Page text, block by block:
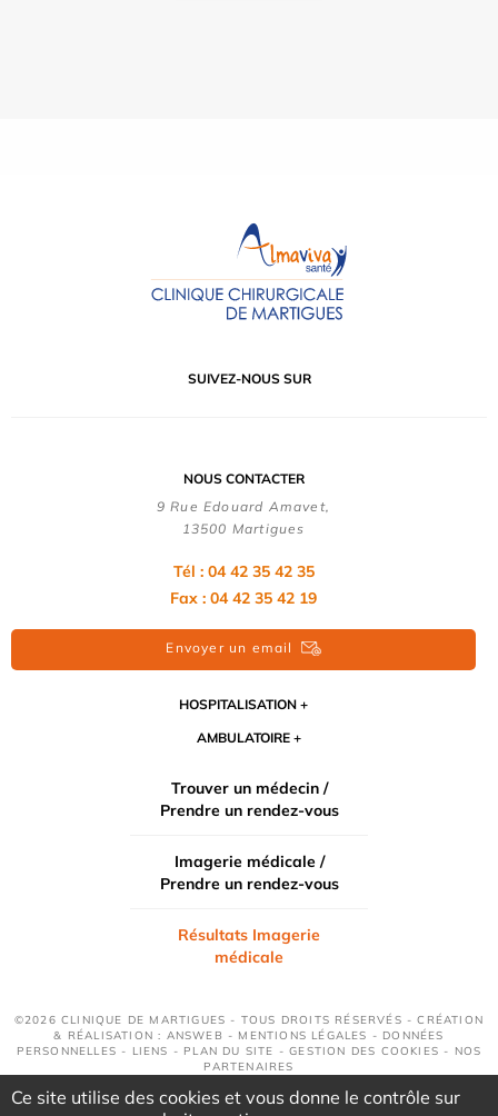
SUIVEZ-NOUS SUR
NOUS CONTACTER
9 Rue Edouard Amavet,
13500 Martigues
Tél : 04 42 35 42 35
Fax : 04 42 35 42 19
Envoyer un email
HOSPITALISATION
AMBULATOIRE
Trouver un médecin /
Prendre un rendez-vous
Imagerie médicale /
Prendre un rendez-vous
Résultats Imagerie
médicale
©2026 CLINIQUE DE MARTIGUES - TOUS DROITS RÉSERVÉS - CRÉATION
& RÉALISATION : ANSWEB - MENTIONS LÉGALES - DONNÉES
PERSONNELLES - LIENS - PLAN DU SITE -GESTION DES COOKIES - NOS
PARTENAIRES
Ce site utilise des cookies et vous donne le contrôle sur